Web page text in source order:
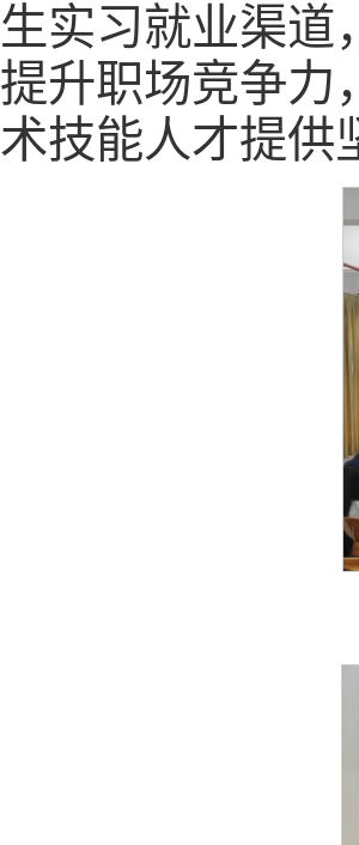
生实习就业渠道
提升职场竞争力
术技能人才提供